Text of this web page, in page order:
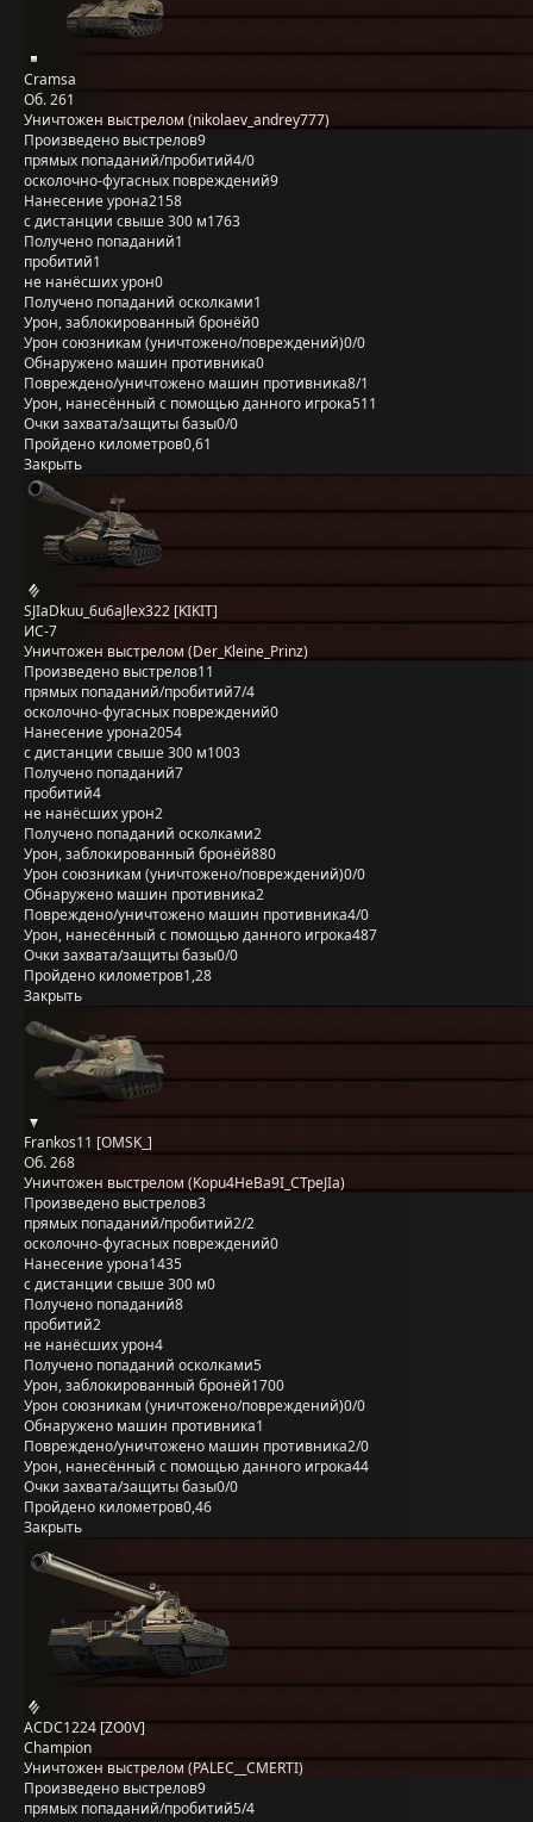
Cramsa
Об. 261
Уничтожен выстрелом (nikolaev_andrey777)
Произведено выстрелов9
прямых попаданий/пробитий4/0
осколочно-фугасных повреждений9
Нанесение урона2158
с дистанции свыше 300 м1763
Получено попаданий1
пробитий1
не нанёсших урон0
Получено попаданий осколками1
Урон, заблокированный бронёй0
Урон союзникам (уничтожено/повреждений)0/0
Обнаружено машин противника0
Повреждено/уничтожено машин противника8/1
Урон, нанесённый с помощью данного игрока511
Очки захвата/защиты базы0/0
Пройдено километров0,61
Закрыть
SJIaDkuu_6u6aJlex322 [KIKIT]
ИС-7
Уничтожен выстрелом (Der_Kleine_Prinz)
Произведено выстрелов11
прямых попаданий/пробитий7/4
осколочно-фугасных повреждений0
Нанесение урона2054
с дистанции свыше 300 м1003
Получено попаданий7
пробитий4
не нанёсших урон2
Получено попаданий осколками2
Урон, заблокированный бронёй880
Урон союзникам (уничтожено/повреждений)0/0
Обнаружено машин противника2
Повреждено/уничтожено машин противника4/0
Урон, нанесённый с помощью данного игрока487
Очки захвата/защиты базы0/0
Пройдено километров1,28
Закрыть
Frankos11 [OMSK_]
Об. 268
Уничтожен выстрелом (Kopu4HeBa9I_CTpeJIa)
Произведено выстрелов3
прямых попаданий/пробитий2/2
осколочно-фугасных повреждений0
Нанесение урона1435
с дистанции свыше 300 м0
Получено попаданий8
пробитий2
не нанёсших урон4
Получено попаданий осколками5
Урон, заблокированный бронёй1700
Урон союзникам (уничтожено/повреждений)0/0
Обнаружено машин противника1
Повреждено/уничтожено машин противника2/0
Урон, нанесённый с помощью данного игрока44
Очки захвата/защиты базы0/0
Пройдено километров0,46
Закрыть
ACDC1224 [ZO0V]
Champion
Уничтожен выстрелом (PALEC__CMERTI)
Произведено выстрелов9
прямых попаданий/пробитий5/4